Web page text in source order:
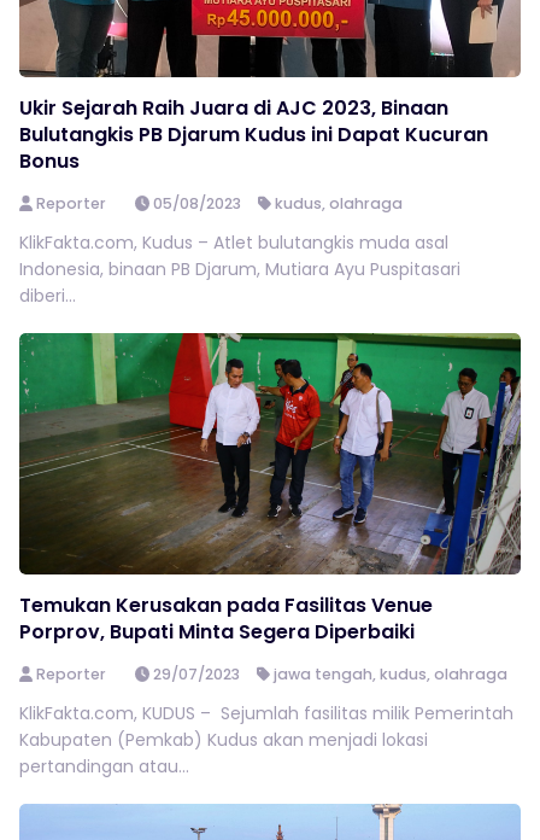
Ukir Sejarah Raih Juara di AJC 2023, Binaan
Bulutangkis PB Djarum Kudus ini Dapat Kucuran
Bonus
Reporter 05/08/2023 kudus,olahraga
KlikFakta.com, Kudus – Atlet bulutangkis muda asal
Indonesia, binaan PB Djarum, Mutiara Ayu Puspitasari
diberi...
Temukan Kerusakan pada Fasilitas Venue
Porprov, Bupati Minta Segera Diperbaiki
Reporter 29/07/2023 jawa tengah,kudus,olahraga
KlikFakta.com, KUDUS – Sejumlah fasilitas milik Pemerintah
Kabupaten (Pemkab) Kudus akan menjadi lokasi
pertandingan atau...